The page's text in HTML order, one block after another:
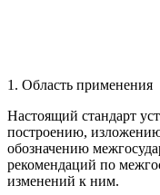
1. Область применения
Настоящий стандарт
построению,
обозначению
рекомендаций по
изменений к ним.